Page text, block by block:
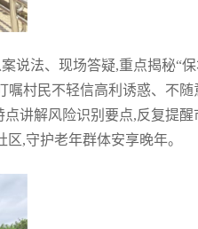
说法、现场答疑,重点揭秘“
村民不轻信高利诱惑、不
讲解风险识别要点,反复提
,守护老年群体安享晚年。